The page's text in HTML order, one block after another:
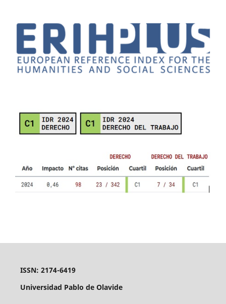
ISSN: 2174-6419
Universidad Pablo de Olavide